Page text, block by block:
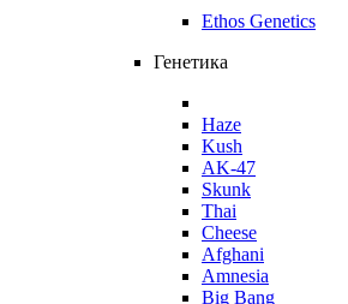
Ethos Genetics
Генетика
Haze
Kush
AK-47
Skunk
Thai
Cheese
Afghani
Amnesia
Big Bang